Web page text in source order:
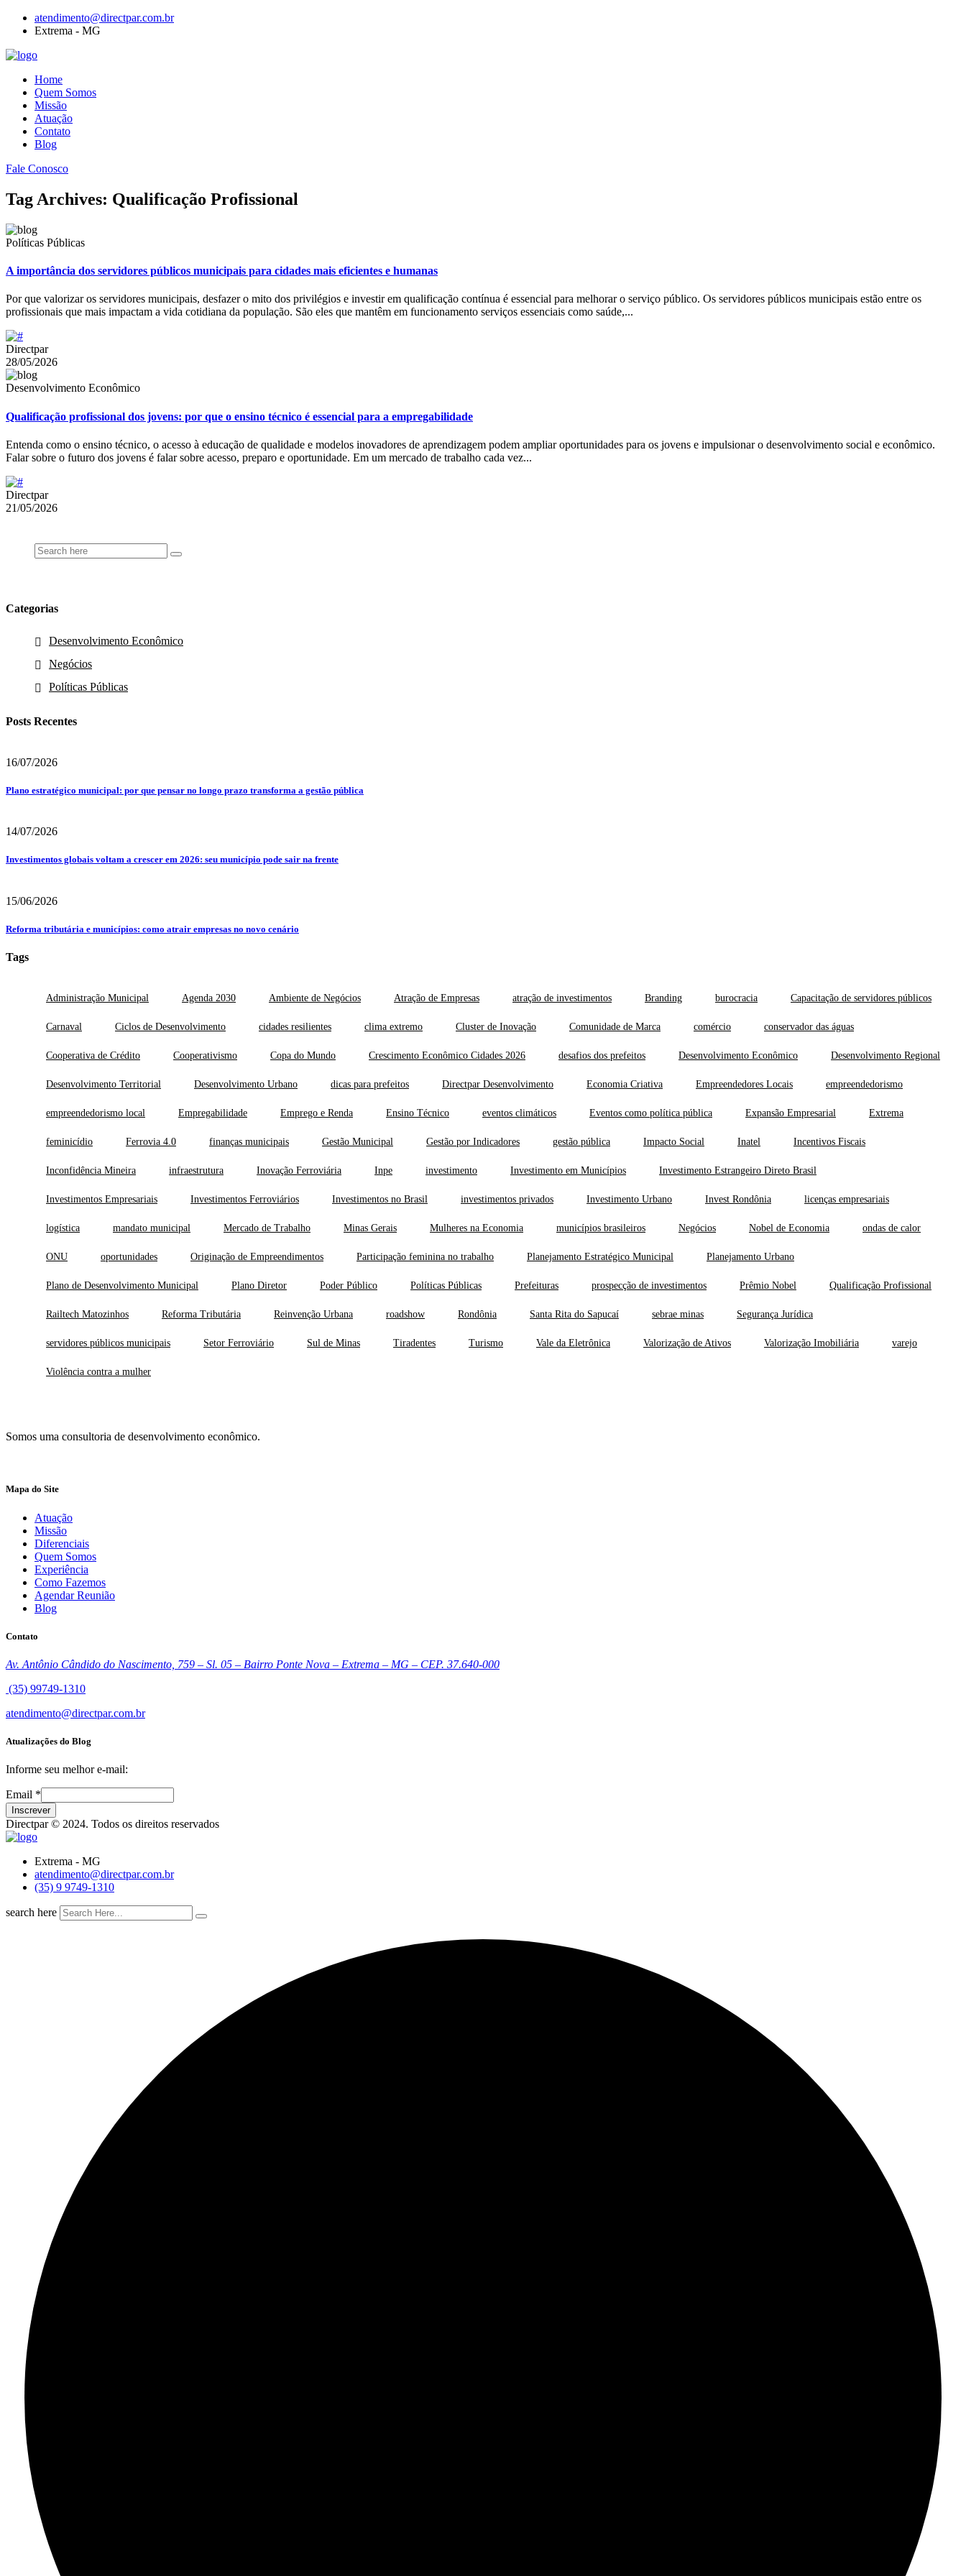
atendimento@directpar.com.br
Extrema - MG
Home
Quem Somos
Missão
Atuação
Contato
Blog
Fale Conosco
Tag Archives: Qualificação Profissional
Políticas Públicas
A importância dos servidores públicos municipais para cidades mais eficientes e humanas
Por que valorizar os servidores municipais, desfazer o mito dos privilégios e investir em qualificação contínua é essencial para melhorar o serviço público. Os servidores públicos municipais estão entre os
profissionais que mais impactam a vida cotidiana da população. São eles que mantêm em funcionamento serviços essenciais como saúde,...
Directpar
28/05/2026
Desenvolvimento Econômico
Qualificação profissional dos jovens: por que o ensino técnico é essencial para a empregabilidade
Entenda como o ensino técnico, o acesso à educação de qualidade e modelos inovadores de aprendizagem podem ampliar oportunidades para os jovens e impulsionar o desenvolvimento social e econômico.
Falar sobre o futuro dos jovens é falar sobre acesso, preparo e oportunidade. Em um mercado de trabalho cada vez...
Directpar
21/05/2026
Categorias
Desenvolvimento Econômico
Negócios
Políticas Públicas
Posts Recentes
16/07/2026
Plano estratégico municipal: por que pensar no longo prazo transforma a gestão pública
14/07/2026
Investimentos globais voltam a crescer em 2026: seu município pode sair na frente
15/06/2026
Reforma tributária e municípios: como atrair empresas no novo cenário
Tags
Administração Municipal Agenda 2030 Ambiente de Negócios Atração de Empresas atração de investimentos Branding burocracia Capacitação de servidores públicos
Carnaval Ciclos de Desenvolvimento cidades resilientes clima extremo Cluster de Inovação Comunidade de Marca comércio conservador das águas
Cooperativa de Crédito Cooperativismo Copa do Mundo Crescimento Econômico Cidades 2026 desafios dos prefeitos Desenvolvimento Econômico Desenvolvimento Regional
Desenvolvimento Territorial Desenvolvimento Urbano dicas para prefeitos Directpar Desenvolvimento Economia Criativa Empreendedores Locais empreendedorismo
empreendedorismo local Empregabilidade Emprego e Renda Ensino Técnico eventos climáticos Eventos como política pública Expansão Empresarial Extrema
feminicídio Ferrovia 4.0 finanças municipais Gestão Municipal Gestão por Indicadores gestão pública Impacto Social Inatel Incentivos Fiscais
Inconfidência Mineira infraestrutura Inovação Ferroviária Inpe investimento Investimento em Municípios Investimento Estrangeiro Direto Brasil
Investimentos Empresariais Investimentos Ferroviários Investimentos no Brasil investimentos privados Investimento Urbano Invest Rondônia licenças empresariais
logística mandato municipal Mercado de Trabalho Minas Gerais Mulheres na Economia municípios brasileiros Negócios Nobel de Economia ondas de calor
ONU oportunidades Originação de Empreendimentos Participação feminina no trabalho Planejamento Estratégico Municipal Planejamento Urbano
Plano de Desenvolvimento Municipal Plano Diretor Poder Público Políticas Públicas Prefeituras prospecção de investimentos Prêmio Nobel Qualificação Profissional
Railtech Matozinhos Reforma Tributária Reinvenção Urbana roadshow Rondônia Santa Rita do Sapucaí sebrae minas Segurança Jurídica
servidores públicos municipais Setor Ferroviário Sul de Minas Tiradentes Turismo Vale da Eletrônica Valorização de Ativos Valorização Imobiliária varejo
Violência contra a mulher
Somos uma consultoria de desenvolvimento econômico.
Mapa do Site
Atuação
Missão
Diferenciais
Quem Somos
Experiência
Como Fazemos
Agendar Reunião
Blog
Contato
Av. Antônio Cândido do Nascimento, 759 – Sl. 05 – Bairro Ponte Nova – Extrema – MG – CEP. 37.640-000
(35) 99749-1310
atendimento@directpar.com.br
Atualizações do Blog
Informe seu melhor e-mail:
Email *
Inscrever
Directpar © 2024. Todos os direitos reservados
Extrema - MG
atendimento@directpar.com.br
(35) 9 9749-1310
search here